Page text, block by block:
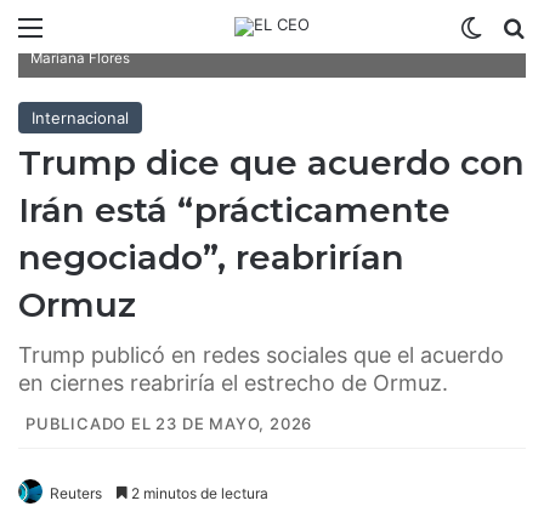
El acuerdo permitiría la apertura del estrecho de Ormuz/Fotoarte:
Mariana Flores
Internacional
Trump dice que acuerdo con
Irán está “prácticamente
negociado”, reabrirían
Ormuz
Trump publicó en redes sociales que el acuerdo
en ciernes reabriría el estrecho de Ormuz.
PUBLICADO EL 23 DE MAYO, 2026
Reuters 2 minutos de lectura